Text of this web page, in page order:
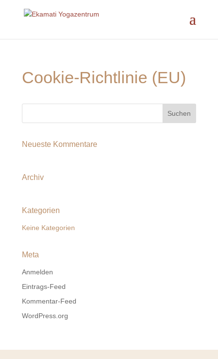
Cookie-Richtlinie (EU)
Neueste Kommentare
Archiv
Kategorien
Keine Kategorien
Meta
Anmelden
Eintrags-Feed
Kommentar-Feed
WordPress.org